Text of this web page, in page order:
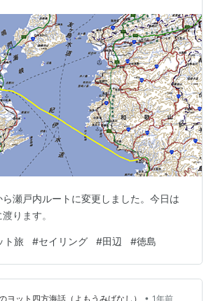
瀬戸内ルートに変更しました。今日は
ります。
ト旅 #セイリング #田辺 #徳島
ヨット四方海話（よもうみばなし） • 1年前